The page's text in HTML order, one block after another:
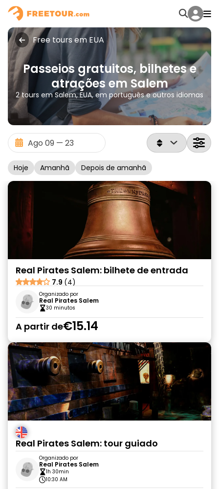
Free tours em EUA
Passeios gratuitos, bilhetes e
atrações em Salem
2 tours em Salem, EUA, em português e outros idiomas
Hoje Amanhã Depois de amanhã
Real Pirates Salem: bilhete de entrada
7.9 (4)
Organizado por
Real Pirates Salem
30 minutos
A partir de€15.14
Real Pirates Salem: tour guiado
Organizado por
Real Pirates Salem
1h 30min
10:30 AM